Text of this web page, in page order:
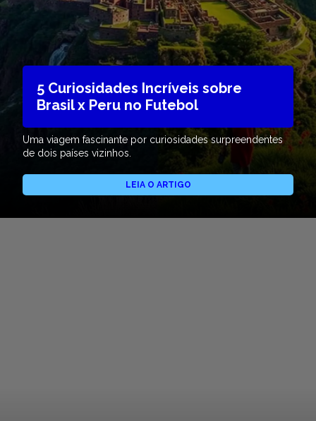
5 Curiosidades Incríveis sobre
Brasil x Peru no Futebol
Uma viagem fascinante por curiosidades surpreendentes
de dois países vizinhos.
LEIA O ARTIGO